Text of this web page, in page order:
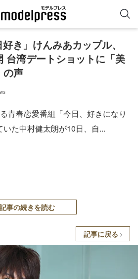
き」けんみあカップル、
台湾デートショットに「美
の声
青春恋愛番組「今日、好きになり
いた中村健太朗が10日、自...
記事の続きを読む
記事に戻る